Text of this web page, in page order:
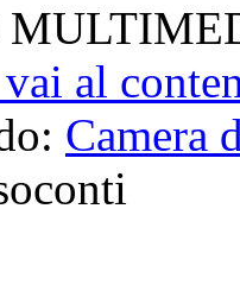
al
Camera